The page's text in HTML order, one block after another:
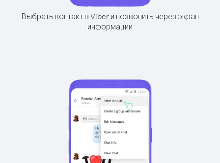
Выбрать контакт в Viber и позвонить через экран
информации